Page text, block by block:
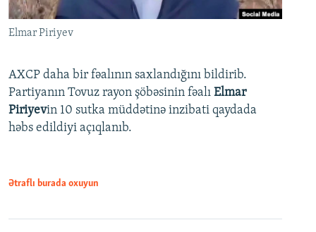
Elmar Piriyev
AXCP daha bir fəalının saxlandığını bildirib.
Partiyanın Tovuz rayon şöbəsinin fəalı Elmar
Piriyevin 10 sutka müddətinə inzibati qaydada
həbs edildiyi açıqlanıb.
Ətraflı burada oxuyun